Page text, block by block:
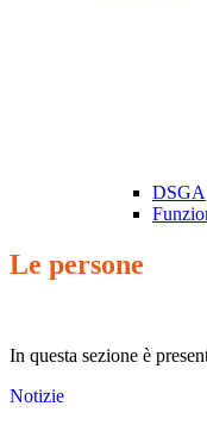
DSGA
Le persone
In questa sezione è
Notizie